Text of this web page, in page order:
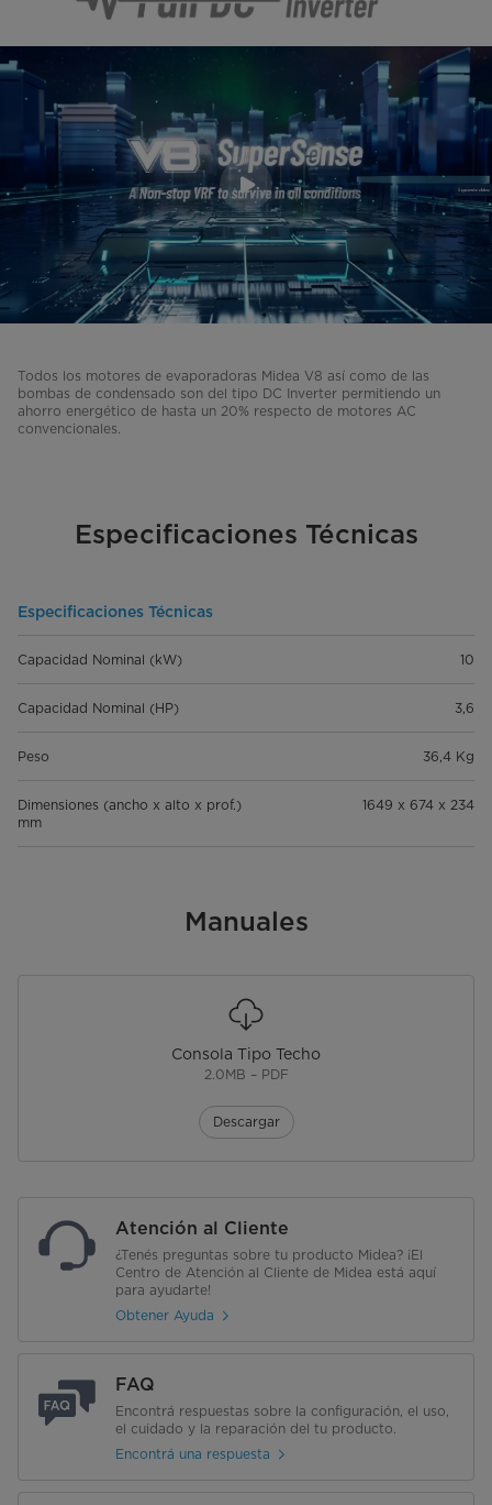
Todos los motores de evaporadoras Midea V8 así como de las
bombas de condensado son del tipo DC Inverter permitiendo un
ahorro energético de hasta un 20% respecto de motores AC
convencionales.
Especificaciones Técnicas
Especificaciones Técnicas
Capacidad Nominal (kW) 10
Capacidad Nominal (HP) 3,6
Peso 36,4 Kg
Dimensiones (ancho x alto x prof.)
mm
1649 x 674 x 234
Manuales
Consola Tipo Techo
2.0MB – PDF
Descargar
Atención al Cliente
¿Tenés preguntas sobre tu producto Midea? ¡El
Centro de Atención al Cliente de Midea está aquí
para ayudarte!
Obtener Ayuda
FAQ
Encontrá respuestas sobre la configuración, el uso,
el cuidado y la reparación del tu producto.
Encontrá una respuesta